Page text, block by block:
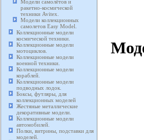
Модели самолётов и
ракетно-космической
техники Avitex.
Модели коллекционных
самолетов Easy Model.
Коллекционные модели
космической техники.
Коллекционные модели
мотоциклов.
Коллекционные модели
военной техники.
Коллекционные модели
кораблей.
Коллекционные модели
подводных лодок.
Боксы, футляры, для
коллекционных моделей
Жестяные металлические
декоративные модели.
Коллекционные модели
автомобилей.
Полки, витрины, подставки для
моделей.